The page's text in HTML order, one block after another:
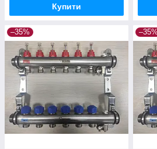
Купити
–35% –35%